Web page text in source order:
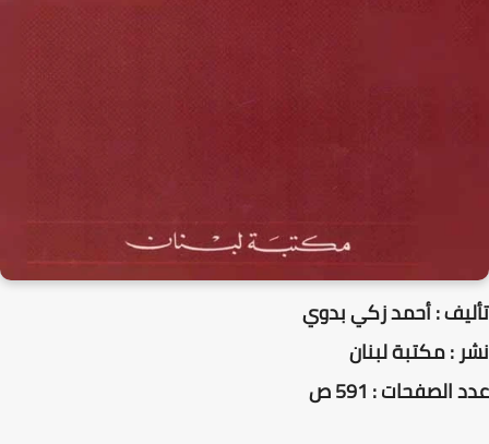
تأليف : أحمد زكي بدوي
نشر : مكتبة لبنان
عدد الصفحات : 591 ص